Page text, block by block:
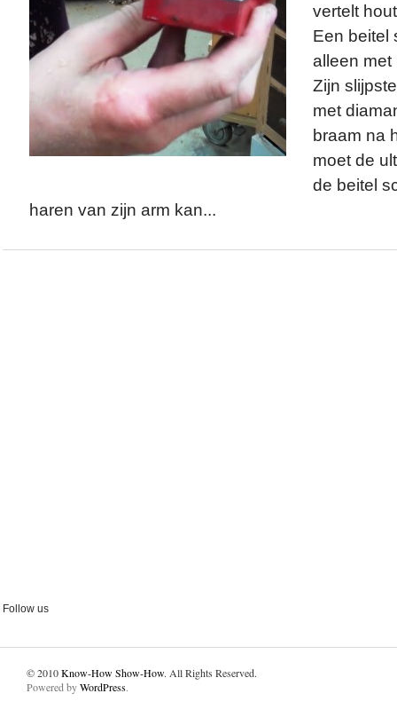
vertelt
Een beitel
alleen met
Zijn
met
braam na
moet de
de beitel
haren van zijn arm kan...
Follow us
© 2010Know-How Show-How. All Rights Reserved.
Powered byWordPress.